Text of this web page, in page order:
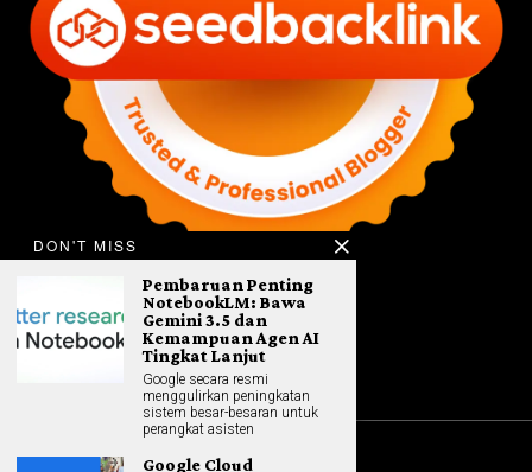
DON'T MISS
Pembaruan Penting
NotebookLM: Bawa
Gemini 3.5 dan
Kemampuan Agen AI
Tingkat Lanjut
Google secara resmi
menggulirkan peningkatan
sistem besar-besaran untuk
perangkat asisten
Google Cloud